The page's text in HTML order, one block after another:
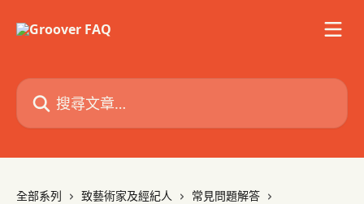
搜尋文章…
全部系列 致藝術家及經紀人
常見問題解答